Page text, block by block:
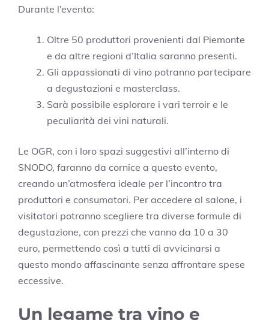
Durante l’evento:
Oltre 50 produttori provenienti dal Piemonte
e da altre regioni d’Italia saranno presenti.
Gli appassionati di vino potranno partecipare
a degustazioni e masterclass.
Sarà possibile esplorare i vari terroir e le
peculiarità dei vini naturali.
Le OGR, con i loro spazi suggestivi all’interno di
SNODO, faranno da cornice a questo evento,
creando un’atmosfera ideale per l’incontro tra
produttori e consumatori. Per accedere al salone, i
visitatori potranno scegliere tra diverse formule di
degustazione, con prezzi che vanno da 10 a 30
euro, permettendo così a tutti di avvicinarsi a
questo mondo affascinante senza affrontare spese
eccessive.
Un legame tra vino e